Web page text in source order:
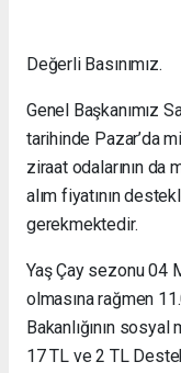
Değerli Basınımız.
Genel Başkanımız
tarihinde Pazar’da
ziraat odalarının da
alım fiyatının
gerekmektedir.
Yaş Çay sezonu 04
olmasına rağmen
Bakanlığının
17 TL ve 2 TL